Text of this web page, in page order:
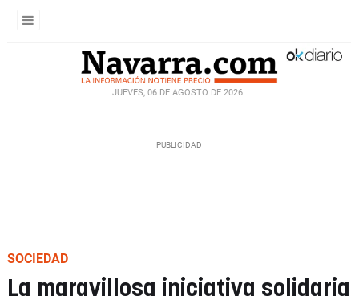
JUEVES, 06 DE AGOSTO DE 2026
SOCIEDAD
La maravillosa iniciativa solidaria